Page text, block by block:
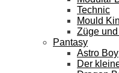
Technic
Mould
Züge
Pantasy
Astro Boy
Der